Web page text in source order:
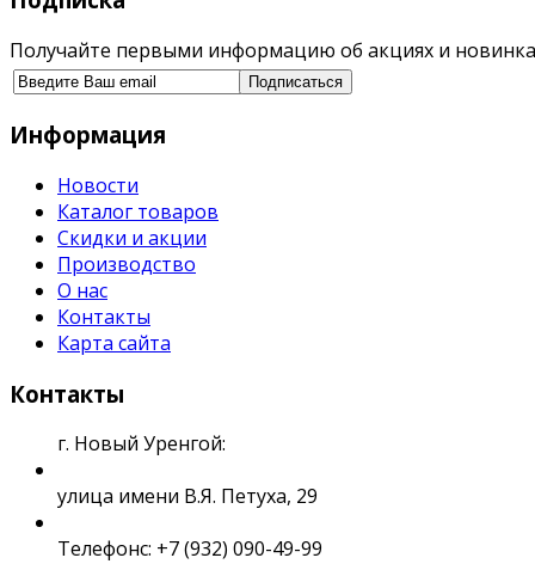
Получайте первыми информацию об акциях и
Информация
Новости
Каталог товаров
Скидки и акции
Производство
О нас
Контакты
Карта сайта
Контакты
г. Новый Уренгой:
улица имени В.Я. Петуха, 29
Телефонс: +7 (932) 090-49-99